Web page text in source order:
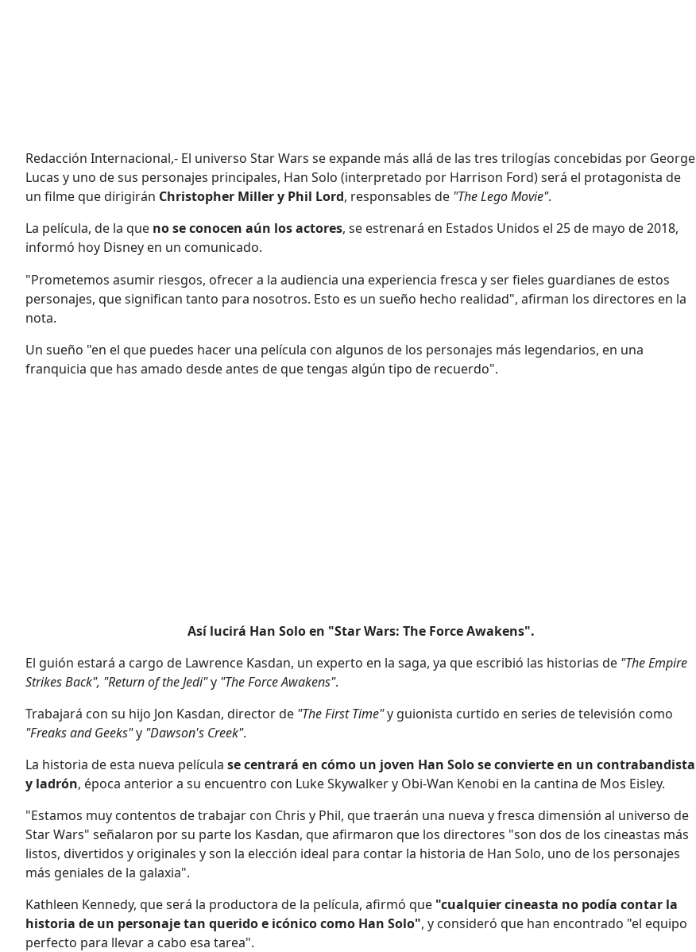
Redacción Internacional,- El universo Star Wars se expande más allá de las tres trilogías concebidas por George
Lucas y uno de sus personajes principales, Han Solo (interpretado por Harrison Ford) será el protagonista de
un filme que dirigirán Christopher Miller y Phil Lord, responsables de "The Lego Movie".
La película, de la que no se conocen aún los actores, se estrenará en Estados Unidos el 25 de mayo de 2018,
informó hoy Disney en un comunicado.
"Prometemos asumir riesgos, ofrecer a la audiencia una experiencia fresca y ser fieles guardianes de estos
personajes, que significan tanto para nosotros. Esto es un sueño hecho realidad", afirman los directores en la
nota.
Un sueño "en el que puedes hacer una película con algunos de los personajes más legendarios, en una
franquicia que has amado desde antes de que tengas algún tipo de recuerdo".
Así lucirá Han Solo en "Star Wars: The Force Awakens".
El guión estará a cargo de Lawrence Kasdan, un experto en la saga, ya que escribió las historias de "The Empire
Strikes Back", "Return of the Jedi"y "The Force Awakens".
Trabajará con su hijo Jon Kasdan, director de "The First Time"y guionista curtido en series de televisión como
"Freaks and Geeks"y "Dawson's Creek".
La historia de esta nueva película se centrará en cómo un joven Han Solo se convierte en un contrabandista
y ladrón, época anterior a su encuentro con Luke Skywalker y Obi-Wan Kenobi en la cantina de Mos Eisley.
"Estamos muy contentos de trabajar con Chris y Phil, que traerán una nueva y fresca dimensión al universo de
Star Wars" señalaron por su parte los Kasdan, que afirmaron que los directores "son dos de los cineastas más
listos, divertidos y originales y son la elección ideal para contar la historia de Han Solo, uno de los personajes
más geniales de la galaxia".
Kathleen Kennedy, que será la productora de la película, afirmó que "cualquier cineasta no podía contar la
historia de un personaje tan querido e icónico como Han Solo", y consideró que han encontrado "el equipo
perfecto para llevar a cabo esa tarea".